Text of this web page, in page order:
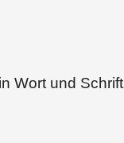
Wort und Schrift